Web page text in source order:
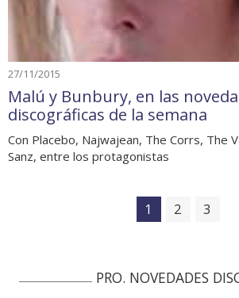
27/11/2015
Malú y Bunbury, en las
discográficas de la semana
Con Placebo, Najwajean, The Corrs, The
Sanz, entre los protagonistas
1 2 3
PRO. NOVEDADES